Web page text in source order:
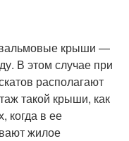
крыши —
В этом случае при
располагают
такой крыши, как
когда в ее
жилое